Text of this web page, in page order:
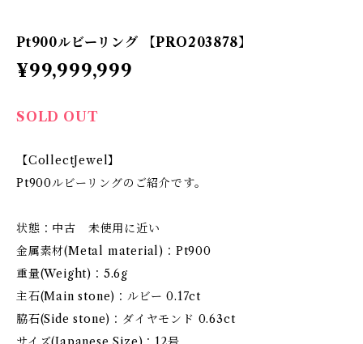
Pt900ルビーリング 【PRO203878】
¥99,999,999
SOLD OUT
【CollectJewel】
Pt900ルビーリングのご紹介です。
状態：中古 未使用に近い
金属素材(Metal material)：Pt900
重量(Weight)：5.6g
主石(Main stone)：ルビー 0.17ct
脇石(Side stone)：ダイヤモンド 0.63ct